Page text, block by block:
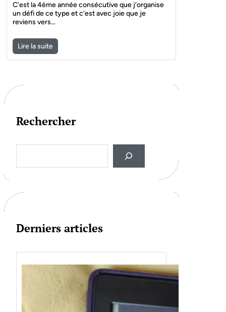
C’est la 4ème année consécutive que j’organise
un défi de ce type et c’est avec joie que je
reviens vers…
Lire la suite
Rechercher
a
h
Derniers articles